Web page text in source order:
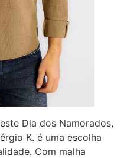
Dia dos Namorados,
K. é uma escolha
Com malha